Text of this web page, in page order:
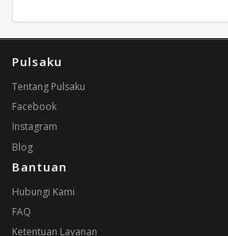
Pulsaku
Tentang Pulsaku
Facebook
Instagram
Blog
Bantuan
Hubungi Kami
FAQ
Ketentuan Layanan